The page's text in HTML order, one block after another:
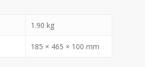
1.90 kg
185 × 465 × 100 mm